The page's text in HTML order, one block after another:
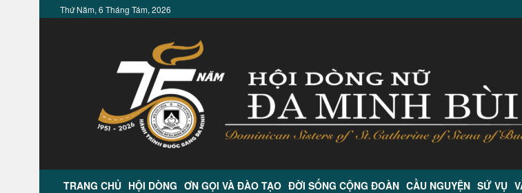
Thứ Năm, 6 Tháng Tám, 2026
TRANG CHỦ HỘI DÒNG ƠN GỌI VÀ ĐÀO TẠO ĐỜI SỐNG CỘNG ĐOÀN CẦU NGUYỆN SỨ VỤ